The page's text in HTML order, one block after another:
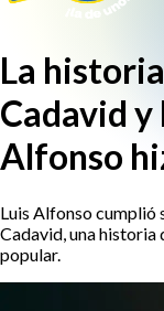
La
Cadavid y
Alfonso
Luis Alfonso cumplió
Cadavid, una historia
popular.